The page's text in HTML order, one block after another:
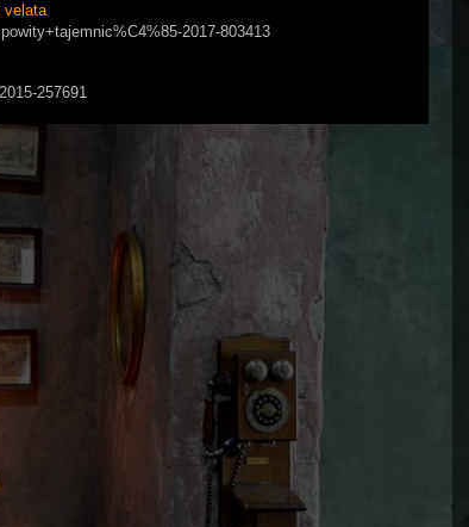
velata
2017-803413
257691